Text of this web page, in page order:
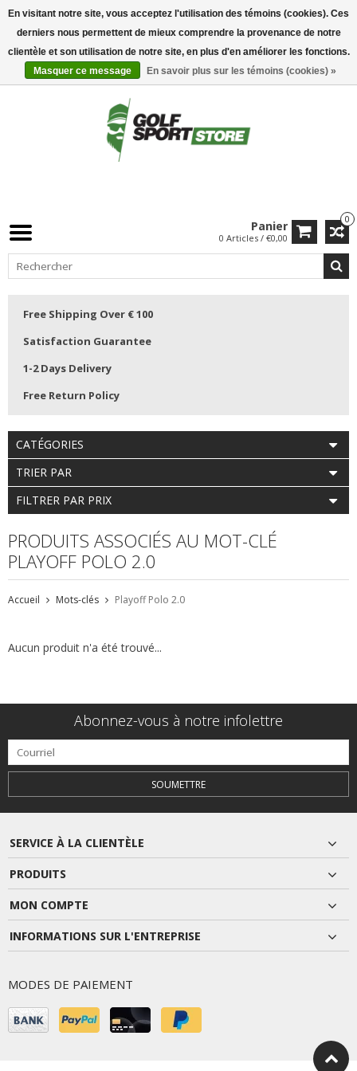
0
Panier
0 Articles / €0,00
Free Shipping Over € 100
Satisfaction Guarantee
1-2 Days Delivery
Free Return Policy
CATÉGORIES
TRIER PAR
FILTRER PAR PRIX
PRODUITS ASSOCIÉS AU MOT-CLÉ
PLAYOFF POLO 2.0
Accueil Mots-clés Playoff Polo 2.0
Aucun produit n'a été trouvé...
Abonnez-vous à notre infolettre
SOUMETTRE
SERVICE À LA CLIENTÈLE
PRODUITS
MON COMPTE
INFORMATIONS SUR L'ENTREPRISE
MODES DE PAIEMENT
En visitant notre site, vous acceptez l'utilisation des témoins (cookies). Ces
derniers nous permettent de mieux comprendre la provenance de notre
clientèle et son utilisation de notre site, en plus d'en améliorer les fonctions.
Masquer ce message
En savoir plus sur les témoins (cookies) »